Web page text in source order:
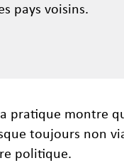
pays voisins.
pratique montre
toujours non
politique.